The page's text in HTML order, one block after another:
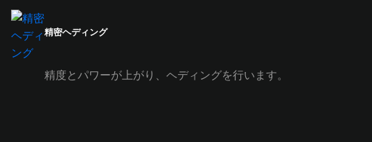
精密ヘディング
精度とパワーが上がり、ヘディングを行います。